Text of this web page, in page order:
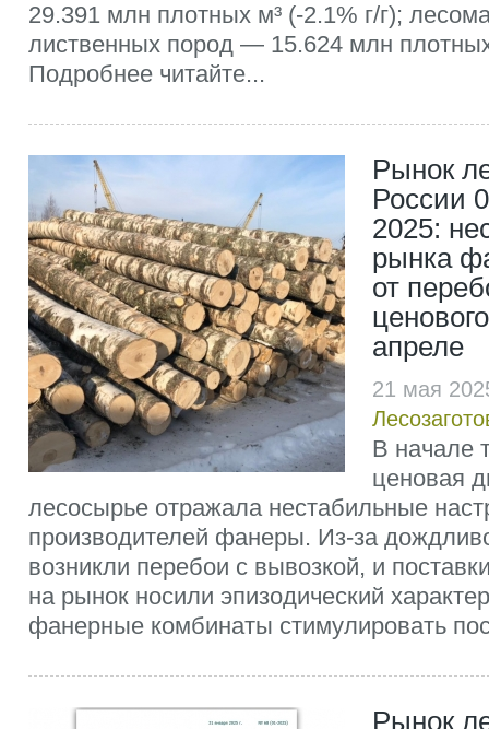
29.391 млн плотных м³ (-2.1% г/г);
лиственных пород — 15.624 млн плотных
Подробнее читайте...
Рынок
России
2025:
рынка
от
апреле
21 мая
В начале
ценовая
лесосырье отражала нестабильные
производителей фанеры. Из-за
возникли перебои с вывозкой, и
на рынок носили эпизодический
фанерные комбинаты стимулировать
Рынок